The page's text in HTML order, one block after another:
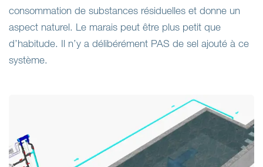
consommation de substances résiduelles et donne un
aspect naturel. Le marais peut être plus petit que
d’habitude. Il n’y a délibérément PAS de sel ajouté à ce
système.